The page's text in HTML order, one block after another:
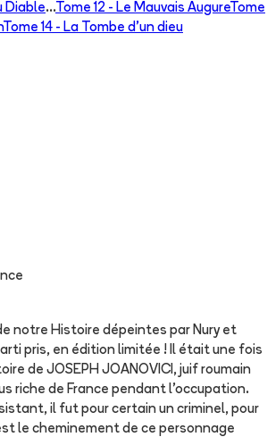
Diable...Tome 12 - Le Mauvais AugureTome
Tome 14 - La Tombe d'un dieu
notre Histoire dépeintes par Nury et
pris, en édition limitée ! Il était une fois
de JOSEPH JOANOVICI, juif roumain
riche de France pendant l'occupation.
il fut pour certain un criminel, pour
le cheminement de ce personnage